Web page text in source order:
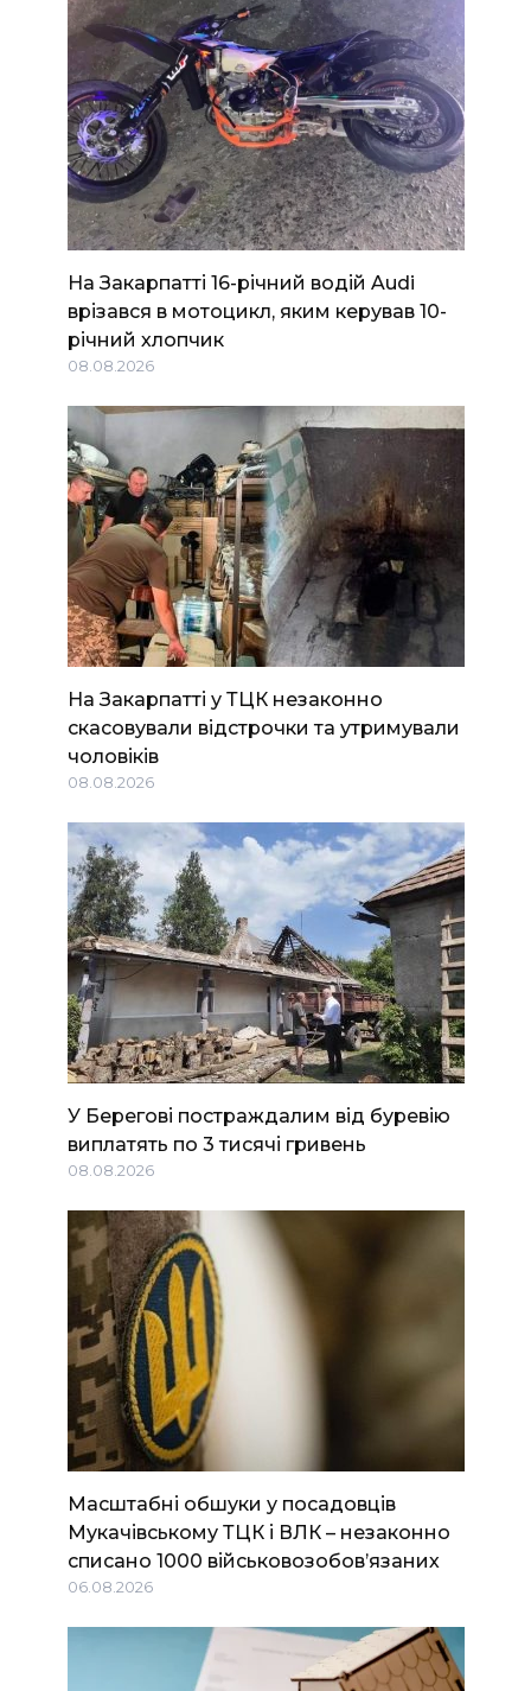
На Закарпатті 16-річний водій Audi
врізався в мотоцикл, яким керував 10-
річний хлопчик
08.08.2026
На Закарпатті у ТЦК незаконно
скасовували відстрочки та утримували
чоловіків
08.08.2026
У Берегові постраждалим від буревію
виплатять по 3 тисячі гривень
08.08.2026
Масштабні обшуки у посадовців
Мукачівському ТЦК і ВЛК – незаконно
списано 1000 військовозобов’язаних
06.08.2026